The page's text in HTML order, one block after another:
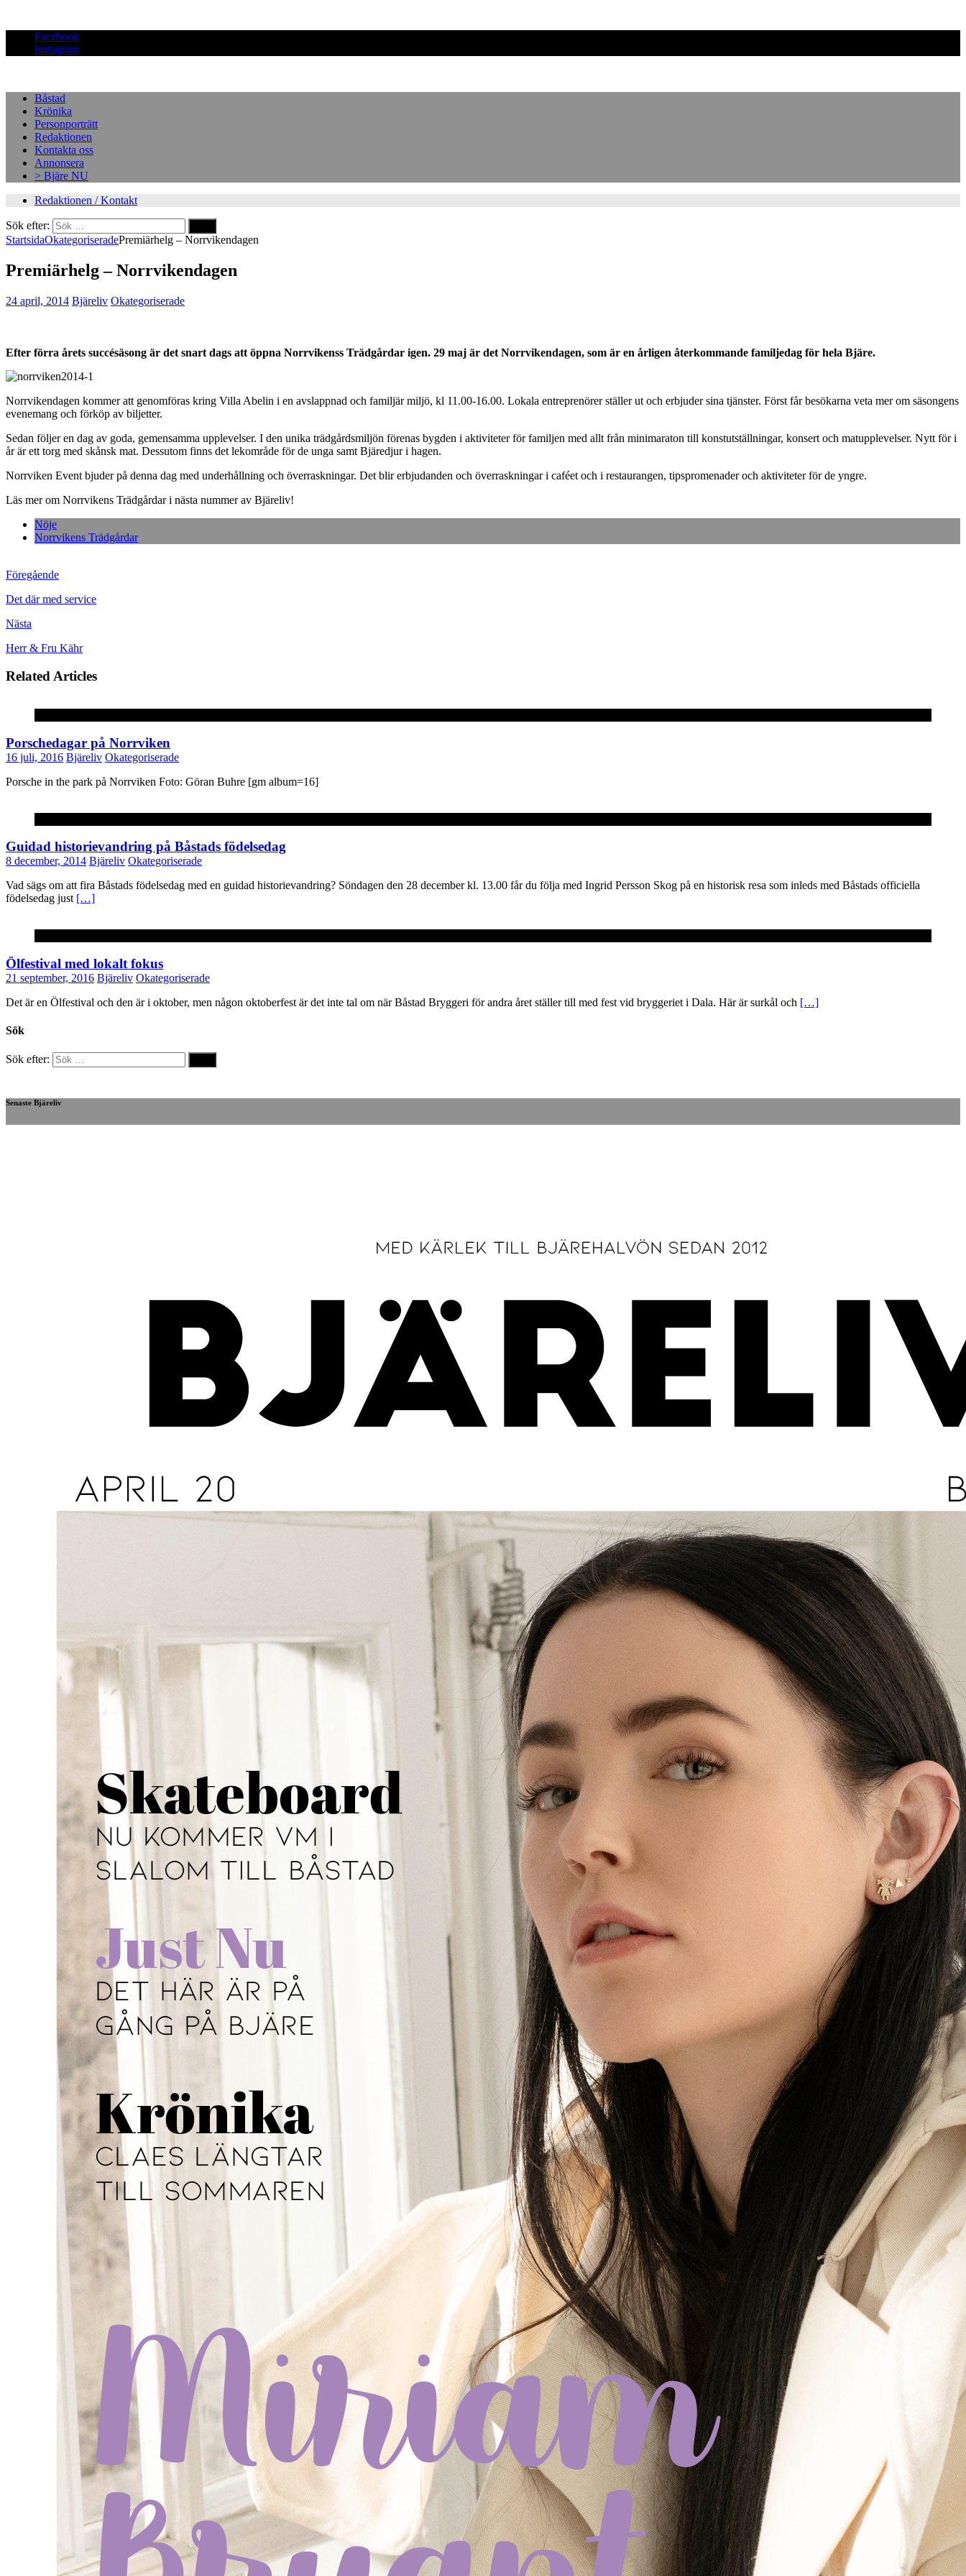
Facebook
Instagram
Båstad
Krönika
Personporträtt
Redaktionen
Kontakta oss
Annonsera
> Bjäre NU
Redaktionen / Kontakt
Sök efter:
StartsidaOkategoriseradePremiärhelg – Norrvikendagen
Premiärhelg – Norrvikendagen
24 april, 2014 Bjäreliv Okategoriserade
Efter förra årets succésäsong är det snart dags att öppna Norrvikenss Trädgårdar igen. 29 maj är det Norrvikendagen, som är en årligen återkommande familjedag för hela Bjäre.
Norrvikendagen kommer att genomföras kring Villa Abelin i en avslappnad och familjär miljö, kl 11.00-16.00. Lokala entreprenörer ställer ut och erbjuder sina tjänster. Först får besökarna veta mer om säsongens
evenemang och förköp av biljetter.
Sedan följer en dag av goda, gemensamma upplevelser. I den unika trädgårdsmiljön förenas bygden i aktiviteter för familjen med allt från minimaraton till konstutställningar, konsert och matupplevelser. Nytt för i
år är ett torg med skånsk mat. Dessutom finns det lekområde för de unga samt Bjäredjur i hagen.
Norrviken Event bjuder på denna dag med underhållning och överraskningar. Det blir erbjudanden och överraskningar i caféet och i restaurangen, tipspromenader och aktiviteter för de yngre.
Läs mer om Norrvikens Trädgårdar i nästa nummer av Bjäreliv!
Nöje
Norrvikens Trädgårdar
Föregående
Det där med service
Nästa
Herr & Fru Kähr
Related Articles
Porschedagar på Norrviken
16 juli, 2016 Bjäreliv Okategoriserade
Porsche in the park på Norrviken Foto: Göran Buhre [gm album=16]
Guidad historievandring på Båstads födelsedag
8 december, 2014 Bjäreliv Okategoriserade
Vad sägs om att fira Båstads födelsedag med en guidad historievandring? Söndagen den 28 december kl. 13.00 får du följa med Ingrid Persson Skog på en historisk resa som inleds med Båstads officiella
födelsedag just […]
Ölfestival med lokalt fokus
21 september, 2016 Bjäreliv Okategoriserade
Det är en Ölfestival och den är i oktober, men någon oktoberfest är det inte tal om när Båstad Bryggeri för andra året ställer till med fest vid bryggeriet i Dala. Här är surkål och […]
Sök
Sök efter:
Senaste Bjäreliv